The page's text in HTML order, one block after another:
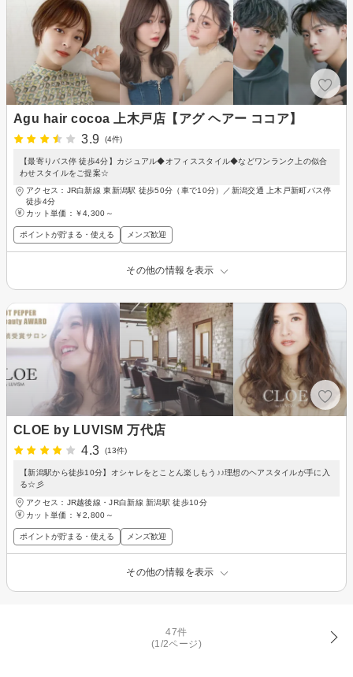
Agu hair cocoa 上木戸店【アグ ヘアー ココア】
3.9
(4件)
【最寄りバス停 徒歩4分】カジュアル◆オフィススタイル◆などワンランク上の似合
わせスタイルをご提案☆
アクセス：JR白新線 東新潟駅 徒歩50分（車で10分）／新潟交通 上木戸新町バス停
徒歩4分
カット単価： ￥4,300～
ポイントが貯まる・使える メンズ歓迎
その他の情報を表示
CLOE by LUVISM 万代店
4.3
(13件)
【新潟駅から徒歩10分】オシャレをとことん楽しもう♪♪理想のヘアスタイルが手に入
る☆彡
アクセス：JR越後線・JR白新線 新潟駅 徒歩10分
カット単価： ￥2,800～
ポイントが貯まる・使える メンズ歓迎
その他の情報を表示
47件
(1/2ページ)